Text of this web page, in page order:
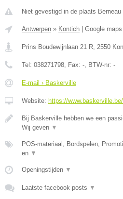
Niet gevestigd in de plaats
Antwerpen » Kontich Google maps
Prins Boudewijnlaan 21 R, 2550
Tel: 038271798, Fax: -, BTW-nr: -
E-mail › Baskerville
Website: https://www.baskerville.be/
Bij Baskerville hebben we een
Wij geven ▼
POS-materiaal, Bordspelen,
en ▼
Openingstijden ▼
Laatste facebook posts ▼